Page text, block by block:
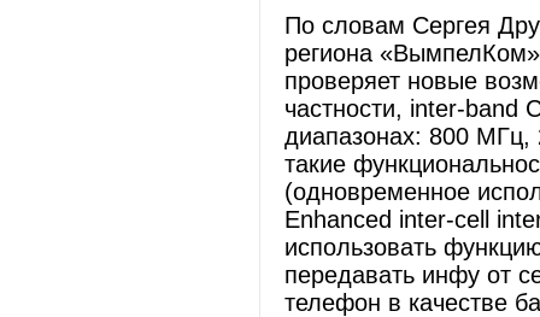
По словам Сергея
региона
проверяет новые
частности, inter-band
диапазонах: 800 МГц,
такие
(одновременное
Enhanced inter-cell
использовать
передавать инфу от
телефон в качестве